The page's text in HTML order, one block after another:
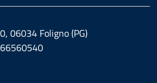
06034 Foligno (PG)